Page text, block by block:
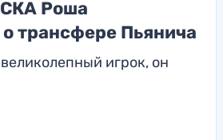
Роша
трансфере Пьянича
игрок, он